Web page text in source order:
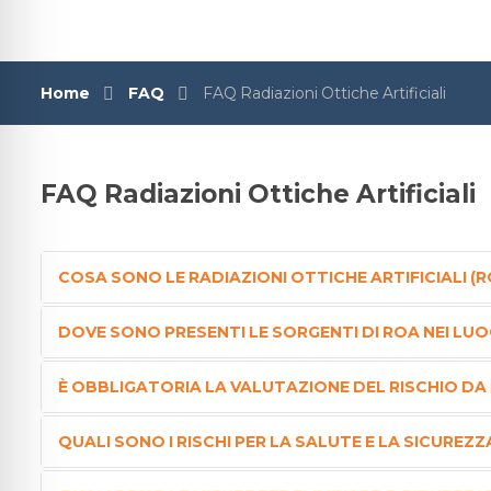
Home FAQ FAQ Radiazioni Ottiche Artificiali
FAQ Radiazioni Ottiche Artificiali
COSA SONO LE RADIAZIONI OTTICHE ARTIFICIALI
Le sorgenti di radiazioni ottiche possono inoltre essere
Le prime emettono radiazioni “in fase” fra di loro (i
sorgenti coerenti; mentre le seconde emettono
DOVE SONO PRESENTI LE SORGENTI DI ROA NEI
• riscaldatori radianti;
• forni di fusione metalli e vetro;
È OBBLIGATORIA LA VALUTAZIONE DEL RISCHIO
QUALI SONO I RISCHI PER LA SALUTE E LA